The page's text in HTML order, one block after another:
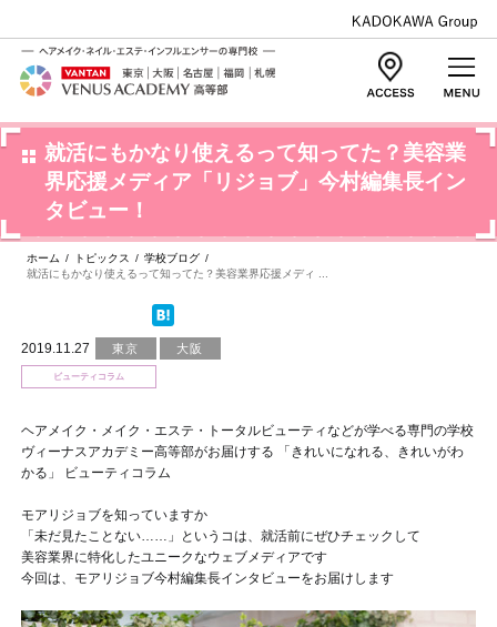
就活にもかなり使えるって知ってた？美容業
界応援メディア「リジョブ」今村編集長イン
タビュー！
ホーム / トピックス / 学校ブログ /
就活にもかなり使えるって知ってた？美容業界応援メディ ...
2019.11.27 東京 大阪
ビューティコラム
ヘアメイク・メイク・エステ・トータルビューティなどが学べる専門の学校
ヴィーナスアカデミー高等部がお届けする 「きれいになれる、きれいがわ
かる」 ビューティコラム
モアリジョブを知っていますか
「未だ見たことない……」というコは、就活前にぜひチェックして
美容業界に特化したユニークなウェブメディアです
今回は、モアリジョブ今村編集長インタビューをお届けします